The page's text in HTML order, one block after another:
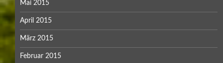
Mai 2015
April 2015
März 2015
Februar 2015